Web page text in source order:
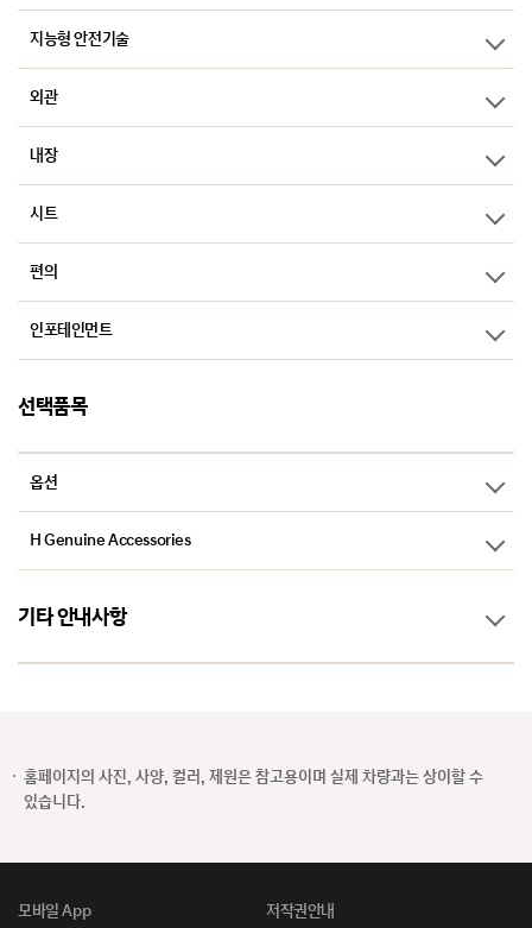
지능형 안전기술
외관
내장
시트
편의
인포테인먼트
선택품목
옵션
H Genuine Accessories
기타 안내사항
디
전
회
홈페이지의 사진, 사양, 컬러, 제원은 참고용이며 실제 차량과는 상이할 수
있습니다.
모바일 App 저작권안내